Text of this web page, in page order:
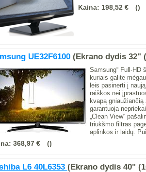
Kaina: 198,52 €
UE32F6100 (Ekrano dydis 32"
Samsung“ Full-HD
kuriais galite
leis pasinerti į
raiškos nei
kvapą gniaužiančią
garantuoja
„Clean View“
triukšmo filtras
aplinkos ir laidų.
368,97 €
L6 40L6353 (Ekrano dydis 40"